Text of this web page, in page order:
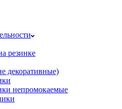
резинке
декоративные)
непромокаемые